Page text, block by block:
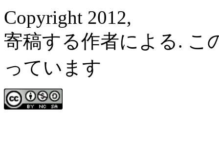
Copyright 2012,
寄稿する作者による. こ
っています